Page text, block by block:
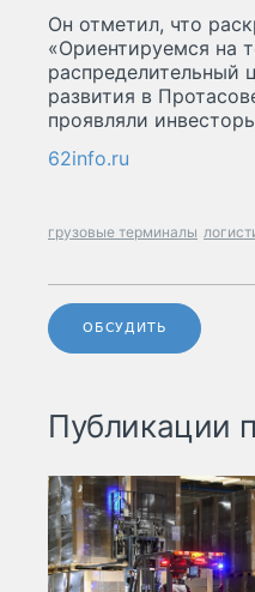
Он отметил, что
«Ориентируемся на
распределительный
развития в
проявляли
62info.ru
грузовые терминалы
ОБСУДИТЬ
Публикации